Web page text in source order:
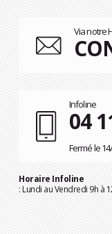
Via notre
Infoline
04
Fermé le
Horaire Infoline
: Lundi au Vendredi 9h à